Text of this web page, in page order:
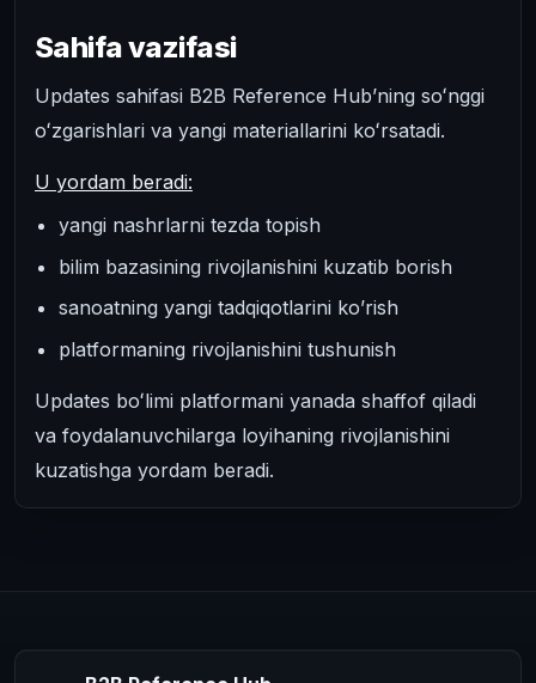
Sahifa vazifasi
Updates sahifasi B2B Reference Hub’ning soʻnggi
oʻzgarishlari va yangi materiallarini koʻrsatadi.
U yordam beradi:
yangi nashrlarni tezda topish
bilim bazasining rivojlanishini kuzatib borish
sanoatning yangi tadqiqotlarini ko’rish
platformaning rivojlanishini tushunish
Updates boʻlimi platformani yanada shaffof qiladi
va foydalanuvchilarga loyihaning rivojlanishini
kuzatishga yordam beradi.